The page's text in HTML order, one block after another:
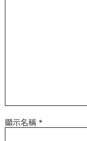
顯示名稱 *